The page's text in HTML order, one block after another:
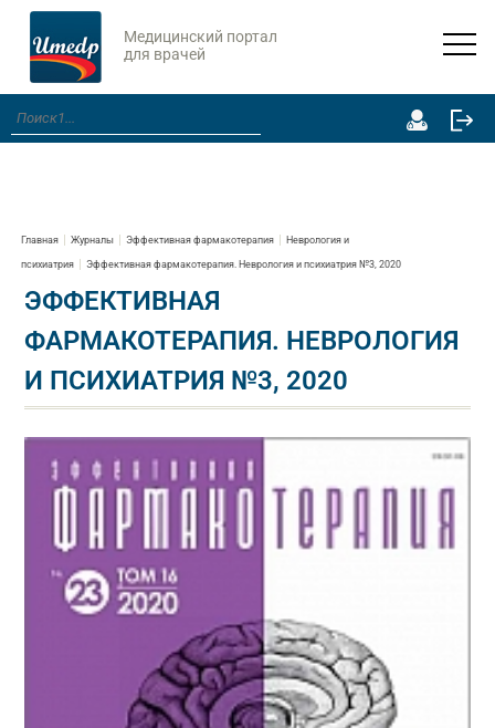
Медицинский портал
для врачей
Главная Журналы Эффективная фармакотерапия Неврология и
психиатрия Эффективная фармакотерапия. Неврология и психиатрия №3, 2020
ЭФФЕКТИВНАЯ
ФАРМАКОТЕРАПИЯ. НЕВРОЛОГИЯ
И ПСИХИАТРИЯ №3, 2020